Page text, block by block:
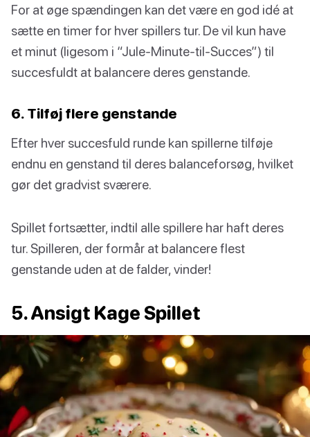
For at øge spændingen kan det være en god idé at
sætte en timer for hver spillers tur. De vil kun have
et minut (ligesom i “Jule-Minute-til-Succes”) til
succesfuldt at balancere deres genstande.
6. Tilføj flere genstande
Efter hver succesfuld runde kan spillerne tilføje
endnu en genstand til deres balanceforsøg, hvilket
gør det gradvist sværere.
Spillet fortsætter, indtil alle spillere har haft deres
tur. Spilleren, der formår at balancere flest
genstande uden at de falder, vinder!
5. Ansigt Kage Spillet